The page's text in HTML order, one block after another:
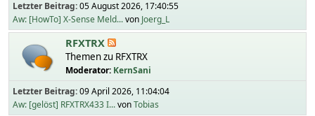
Letzter Beitrag:05 August 2026, 17:40:55
Aw: [HowTo] X-Sense Meld...von Joerg_L
RFXTRX
Themen zu RFXTRX
Moderator: KernSani
Letzter Beitrag:09 April 2026, 11:04:04
Aw: [gelöst] RFXTRX433 I...vonTobias